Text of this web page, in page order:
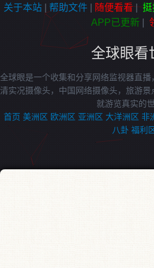
关于本站 帮助文件 随便看看|挺
APP已更新|
全球眼看
全球眼是一个收集和分享网络监视器直
清实况摄像头，中国网络摄像头，旅游
就游览真实的世
首页 美洲区 欧洲区 亚洲区 大洋洲区 非
八卦 福利